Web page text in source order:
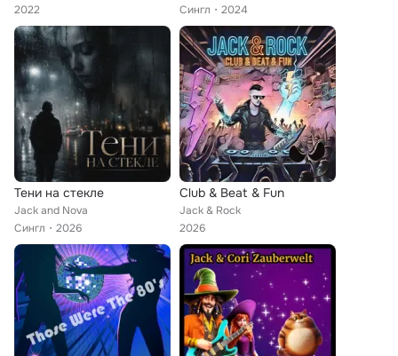
2022
Сингл
2024
Тени на стекле
Jack and Nova
Сингл
2026
Club & Beat & Fun
Jack & Rock
2026